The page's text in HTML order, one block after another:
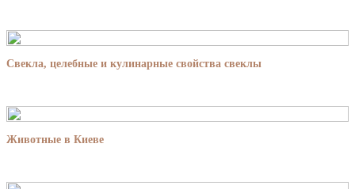
Свекла, целебные и кулинарные свойства свеклы
Животные в Киеве